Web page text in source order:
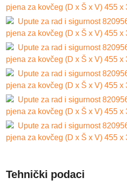
pjena za kovčeg (D x Š x V) 455 x
Upute za rad i sigurnost
pjena za kovčeg (D x Š x V) 455 x
Upute za rad i sigurnost
pjena za kovčeg (D x Š x V) 455 x
Upute za rad i sigurnost
pjena za kovčeg (D x Š x V) 455 x
Upute za rad i sigurnost
pjena za kovčeg (D x Š x V) 455 x
Upute za rad i sigurnost
pjena za kovčeg (D x Š x V) 455 x
Tehnički podaci